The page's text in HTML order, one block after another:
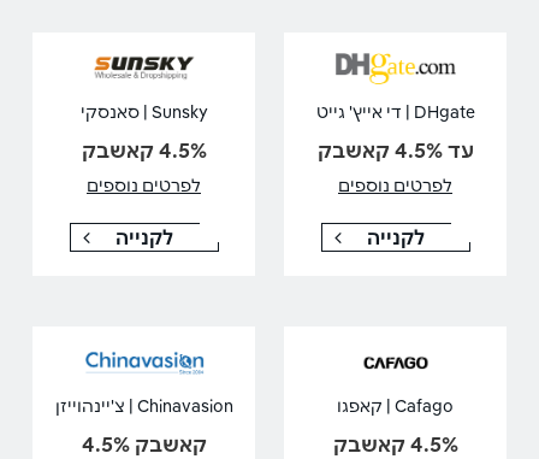
DHgate | די אייץ' גייט
עד 4.5% קאשבק
לפרטים נוספים
לקנייה
Sunsky | סאנסקי
4.5% קאשבק
לפרטים נוספים
לקנייה
Cafago | קאפגו
4.5% קאשבק
Chinavasion | צ'יינהוייזן
קאשבק 4.5%